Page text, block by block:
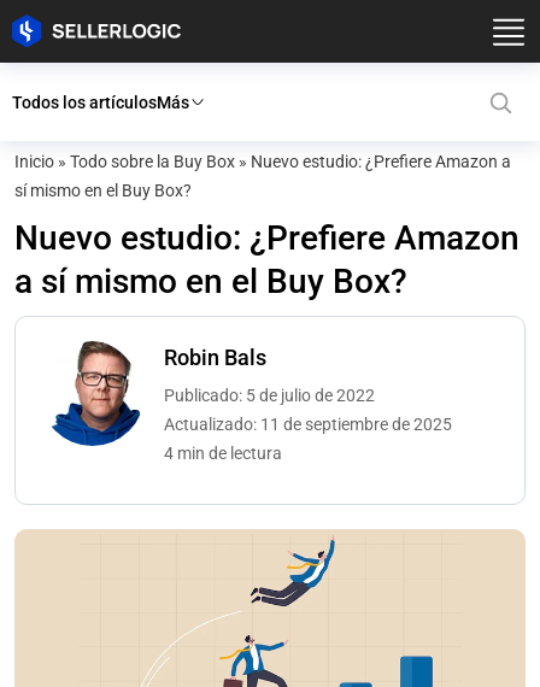
Todos los artículosMás
Inicio » Todo sobre la Buy Box » Nuevo estudio: ¿Prefiere Amazon a
sí mismo en el Buy Box?
Nuevo estudio: ¿Prefiere Amazon
a sí mismo en el Buy Box?
Robin Bals
Publicado: 5 de julio de 2022
Actualizado: 11 de septiembre de 2025
4 min de lectura